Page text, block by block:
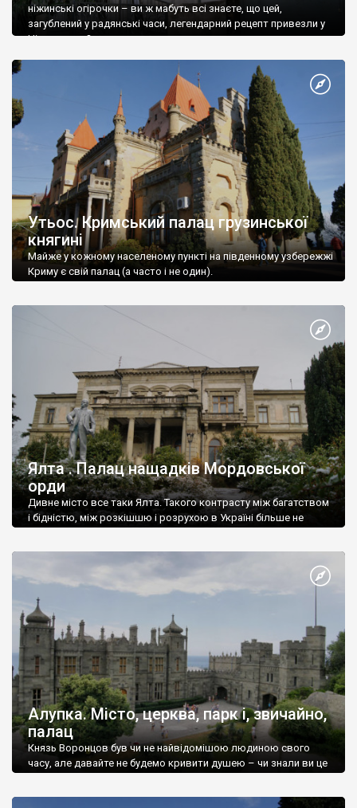
ніжинські огірочки – ви ж мабуть всі знаєте, що цей,
загублений у радянські часи, легендарний рецепт привезли у
Ніжин греки?
Утьос. Кримський палац грузинської
княгині
Майже у кожному населеному пункті на південному узбережжі
Криму є свій палац (а часто і не один).
Ялта . Палац нащадків Мордовської
орди
Дивне місто все таки Ялта. Такого контрасту між багатством
і бідністю, між розкішшю і розрухою в Україні більше не
Алупка. Місто, церква, парк і, звичайно,
палац
Князь Воронцов був чи не найвідомішою людиною свого
часу, але давайте не будемо кривити душею – чи знали ви це